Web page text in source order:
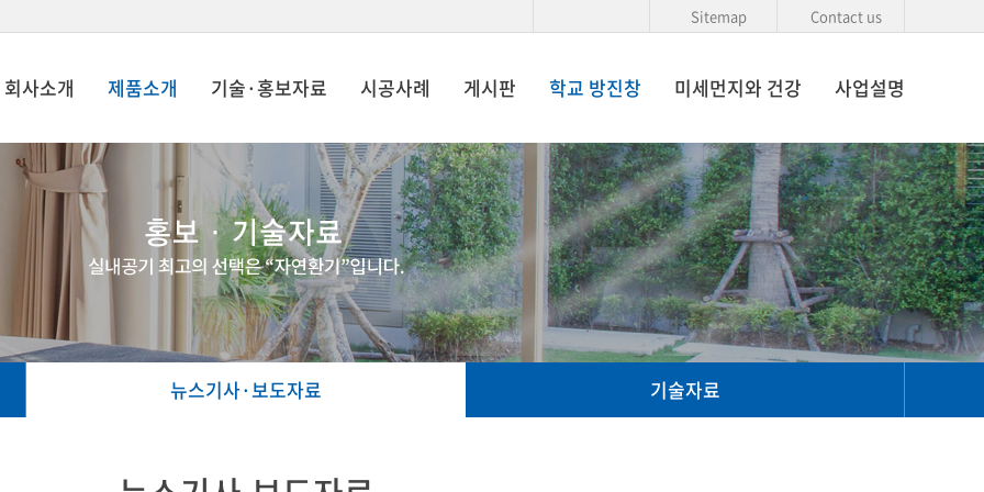
Sitemap Contact us
회사소개 제품소개 기술·홍보자료 시공사례 게시판 학교 방진창 미세먼지와 건강 사업설명
뉴스기사·보도자료 기술자료